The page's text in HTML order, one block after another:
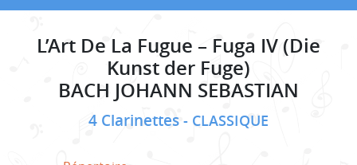
L’Art De La Fugue – Fuga IV (Die
Kunst der Fuge)
BACH JOHANN SEBASTIAN
4 Clarinettes CLASSIQUE